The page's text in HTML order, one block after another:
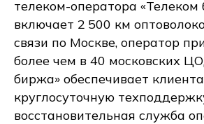
телеком-оператора «Телеком
включает 2 500 км
связи по Москве, оператор
более чем в 40 московских
биржа» обеспечивает
круглосуточную
восстановительная служба